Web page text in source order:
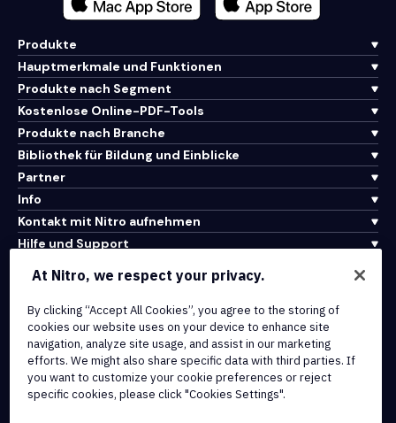
Produkte
Hauptmerkmale und Funktionen
Produkte nach Segment
Kostenlose Online-PDF-Tools
Produkte nach Branche
Bibliothek für Bildung und Einblicke
Partner
Info
Kontakt mit Nitro aufnehmen
Hilfe und Support
Nutzungsbedingungen
Cookie-Richtlinie
Copyright-Richtlinie
Alle Bedingungen und Richtlinien
At Nitro, we respect your privacy.
By clicking “Accept All Cookies”, you agree to the storing of
cookies our website uses on your device to enhance site
navigation, analyze site usage, and assist in our marketing
efforts. We might also share specific data with third parties. If
you want to customize your cookie preferences or reject
specific cookies, please click "Cookies Settings".